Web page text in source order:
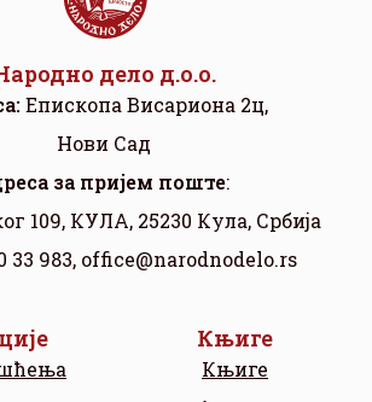
дело д.о.о.
Eпископа Висариона 2ц,
Нови Сад
за пријем поште:
109, КУЛА, 25230 Кула, Србија
33 983, office@narodnodelo.rs
Књиге
Књиге